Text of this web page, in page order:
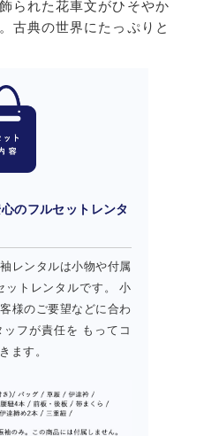
られた花車文がひそやか
古典の世界にたっぷりと